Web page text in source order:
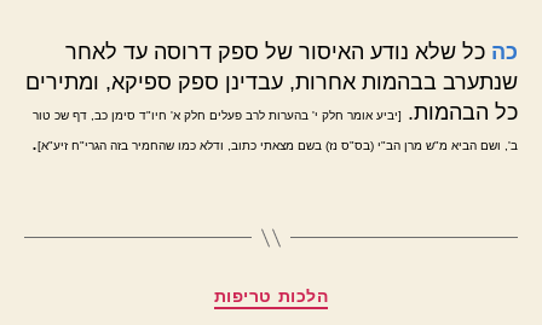
כה כל שלא נודע האיסור של ספק דרוסה עד לאחר
שנתערב בבהמות אחרות, עבדינן ספק ספיקא, ומתירים
כל הבהמות.
[יביע אומר חלק י' בהערות לרב פעלים חלק א' חיו"ד סימן כב, דף שכ טור
ב', ושם הביא מ"ש מרן הב"י (בס"ס נז) בשם מצאתי כתוב, ודלא כמו שהחמיר בזה הגרי"ח זיע"א].
קטגוריות
הלכות טריפות